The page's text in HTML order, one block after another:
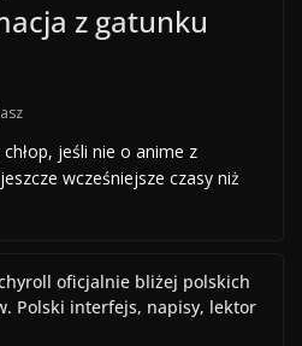
z gatunku
jeśli nie o anime z
wcześniejsze czasy niż
oficjalnie bliżej polskich
Polski interfejs, napisy, lektor